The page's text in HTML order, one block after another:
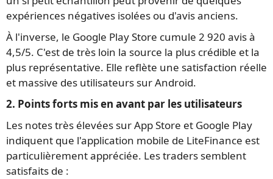
expériences négatives isolées ou d'avis anciens.
À l'inverse, le Google Play Store cumule 2 920 avis à
4,5/5. C'est de très loin la source la plus crédible et la
plus représentative. Elle reflète une satisfaction réelle
et massive des utilisateurs sur Android.
2. Points forts mis en avant par les utilisateurs
Les notes très élevées sur App Store et Google Play
indiquent que l'application mobile de LiteFinance est
particulièrement appréciée. Les traders semblent
satisfaits de :